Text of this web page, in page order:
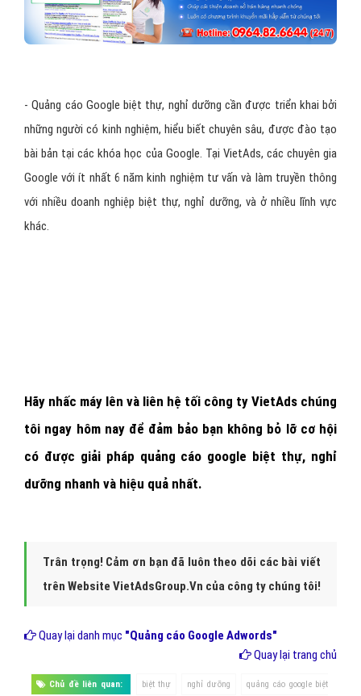
- Quảng cáo Google biệt thự, nghỉ dưỡng cần được triển khai bởi
những người có kinh nghiệm, hiểu biết chuyên sâu, được đào tạo
bài bản tại các khóa học của Google. Tại VietAds, các chuyên gia
Google với ít nhất 6 năm kinh nghiệm tư vấn và làm truyền thông
với nhiều doanh nghiệp biệt thự, nghỉ dưỡng, và ở nhiều lĩnh vực
khác.
Hãy nhấc máy lên và liên hệ tối công ty VietAds chúng
tôi ngay hôm nayđể đảm bảo bạn không bỏ lỡ cơ hội
có được giải pháp quảng cáo google biệt thự, nghỉ
dưỡng nhanh và hiệu quả nhất.
Trân trọng! Cảm ơn bạn đã luôn theo dõi các bài viết
trên Website VietAdsGroup.Vn của công ty chúng tôi!
Quay lại danh mục "Quảng cáo Google Adwords"
Quay lại trang chủ
Chủ đề liên quan: biệt thự nghỉ dưỡng quảng cáo google biệt